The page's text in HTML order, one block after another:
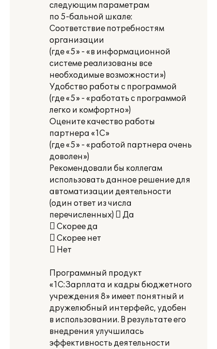
следующим параметрам
по 5-бальной шкале:
Соответствие потребностям
организации
(где «5» - «в информационной
системе реализованы все
необходимые возможности»)
Удобство работы с программой
(где «5» - «работать с программой
легко и комфортно»)
Оцените качество работы
партнера «1С»
(где «5» - «работой партнера очень
доволен»)
Рекомендовали бы коллегам
использовать данное решение для
автоматизации деятельности
(один ответ из числа
перечисленных)  Да
 Скорее да
 Скорее нет
 Нет
Программный продукт
«1С:Зарплата и кадры бюджетного
учреждения 8» имеет понятный и
дружелюбный интерфейс, удобен
в использовании. В результате его
внедрения улучшилась
эффективность деятельности